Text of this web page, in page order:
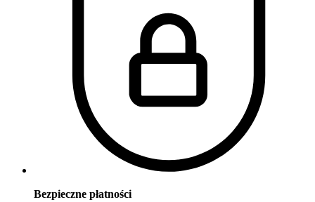
Bezpieczne płatności